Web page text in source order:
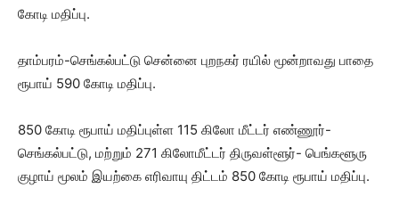
கோடி மதிப்பு.
தாம்பரம்-செங்கல்பட்டு சென்னை புறநகர் ரயில் மூன்றாவது பாதை
ரூபாய் 590 கோடி மதிப்பு.
850 கோடி ரூபாய் மதிப்புள்ள 115 கிலோ மீட்டர் எண்ணூர்-
செங்கல்பட்டு, மற்றும் 271 கிலோமீட்டர் திருவள்ளூர்- பெங்களூரு
குழாய் மூலம் இயற்கை எரிவாயு திட்டம் 850 கோடி ரூபாய் மதிப்பு.